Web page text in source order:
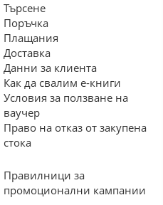
Търсене
Поръчка
Плащания
Доставка
Данни за клиента
Как да свалим е-книги
Условия за ползване на
ваучер
Право на отказ от закупена
стока
Правилници за
промоционални кампании